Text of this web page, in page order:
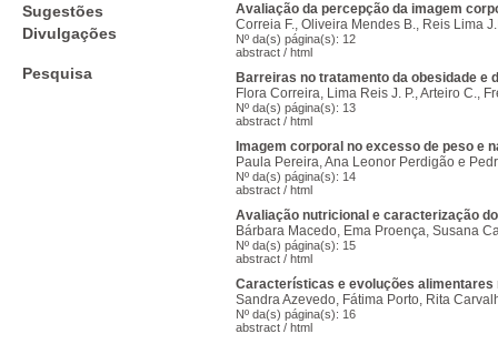
Sugestões
Divulgações
Pesquisa
Avaliação da percepção da imagem
Correia F., Oliveira Mendes B., Reis Lima
Nº da(s) página(s): 12
abstract / html
Barreiras no tratamento da obesidade e
Flora Correira, Lima Reis J. P., Arteiro C.,
Nº da(s) página(s): 13
abstract / html
Imagem corporal no excesso de peso e
Paula Pereira, Ana Leonor Perdigão e
Nº da(s) página(s): 14
abstract / html
Avaliação nutricional e caracterização
Bárbara Macedo, Ema Proença, Susana
Nº da(s) página(s): 15
abstract / html
Características e evoluções alimentares
Sandra Azevedo, Fátima Porto, Rita
Nº da(s) página(s): 16
abstract / html